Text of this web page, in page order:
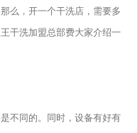
么，开一个干洗店，需要多
干洗加盟总部费大家介绍一
不同的。同时，设备有好有